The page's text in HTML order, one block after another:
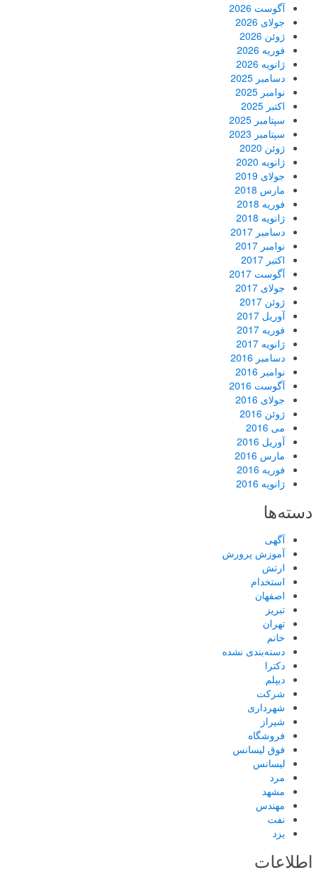
آگوست 2026
جولای 2026
ژوئن 2026
فوریه 2026
ژانویه 2026
دسامبر 2025
نوامبر 2025
اکتبر 2025
سپتامبر 2025
سپتامبر 2023
ژوئن 2020
ژانویه 2020
جولای 2019
مارس 2018
فوریه 2018
ژانویه 2018
دسامبر 2017
نوامبر 2017
اکتبر 2017
آگوست 2017
جولای 2017
ژوئن 2017
آوریل 2017
فوریه 2017
ژانویه 2017
دسامبر 2016
نوامبر 2016
آگوست 2016
جولای 2016
ژوئن 2016
می 2016
آوریل 2016
مارس 2016
فوریه 2016
ژانویه 2016
دسته‌ها
آگهی
آموزش پرورش
ارتش
استخدام
اصفهان
تبریز
تهران
خانم
دسته‌بندی نشده
دکترا
دیپلم
شرکت
شهرداری
شیراز
فروشگاه
فوق لیسانس
لیسانس
مرد
مشهد
مهندس
نفت
یزد
اطلاعات